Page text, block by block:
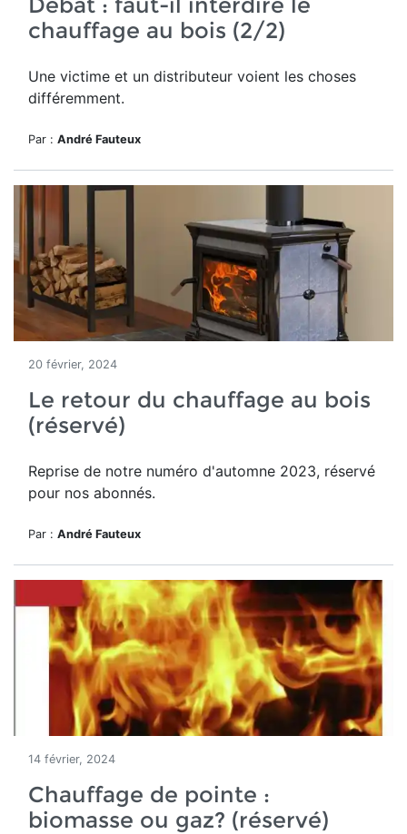
chauffage au bois (2/2)
Une victime et un distributeur voient les choses
différemment.
Par : André Fauteux
20 février, 2024
Le retour du chauffage au bois
(réservé)
Reprise de notre numéro d'automne 2023, réservé
pour nos abonnés.
Par : André Fauteux
14 février, 2024
Chauffage de pointe :
biomasse ou gaz? (réservé)